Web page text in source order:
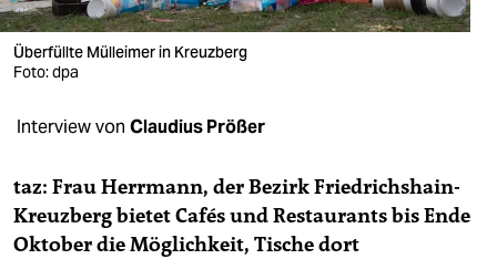
verlag
veranstaltungen
unterstützen
abo
Überfüllte Mülleimer in Kreuzberg
Foto: dpa
Interview von Claudius Prößer
taz: Frau Herrmann, der Bezirk Friedrichshain-
Kreuzberg bietet Cafés und Restaurants bis Ende
Oktober die Möglichkeit, Tische dort